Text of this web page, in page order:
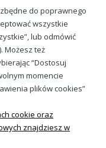
do poprawnego
wszystkie
lub odmówić
Możesz też
“Dostosuj
momencie
plików cookies”
cookie oraz
znajdziesz w